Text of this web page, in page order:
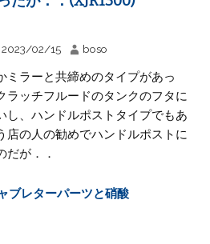
2023/02/15 boso
ミラーと共締めのタイプがあっ
ラッチフルードのタンクのフタに
し、ハンドルポストタイプでもあ
店の人の勧めでハンドルポストに
だが．．
ブレターパーツと硝酸